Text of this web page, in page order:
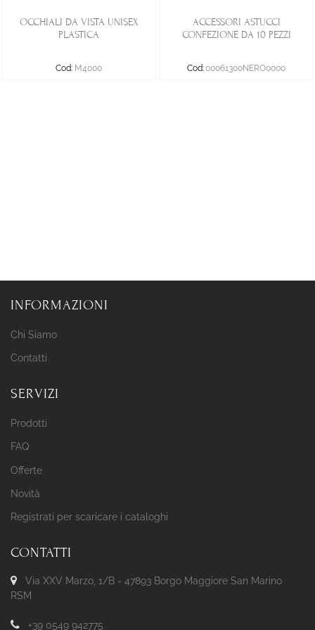
OCCHIALI DA VISTA UNISEX
PLASTICA
Cod: M4000
ACCESSORI ASTUCCI
CONFEZIONE DA 10 PEZZI
Cod:00061300NERO0000
INFORMAZIONI
Chi Siamo
Contatti
SERVIZI
Prodotti
FAQ
Offerte
Novità
Registrati per scaricare i cataloghi
CONTATTI
Via XXV Marzo, 1/B - 47893 Borgo Maggiore San Marino
RSM
+39 0549 942775